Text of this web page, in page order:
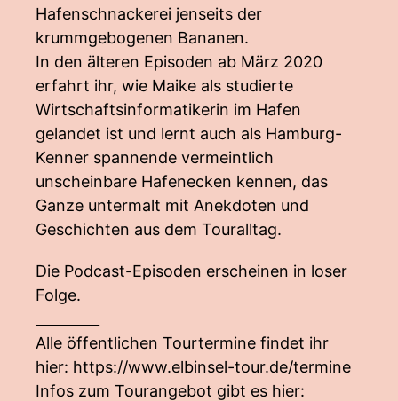
Hafenschnackerei jenseits der
krummgebogenen Bananen.
In den älteren Episoden ab März 2020
erfahrt ihr, wie Maike als studierte
Wirtschaftsinformatikerin im Hafen
gelandet ist und lernt auch als Hamburg-
Kenner spannende vermeintlich
unscheinbare Hafenecken kennen, das
Ganze untermalt mit Anekdoten und
Geschichten aus dem Touralltag.
Die Podcast-Episoden erscheinen in loser
Folge.
Alle öffentlichen Tourtermine findet ihr
hier: https://www.elbinsel-tour.de/termine
Infos zum Tourangebot gibt es hier: